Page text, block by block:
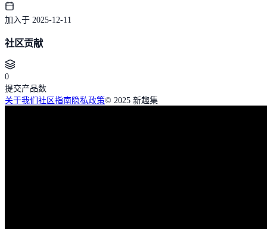
加入于 2025-12-11
社区贡献
0
提交产品数
关于我们 社区指南隐私政策© 2025 新趣集